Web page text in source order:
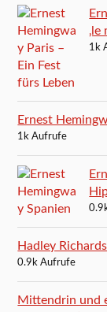
‚le
1k
Ernest
1k Aufrufe
Hadley
0.9k Aufrufe
Mittendrin und